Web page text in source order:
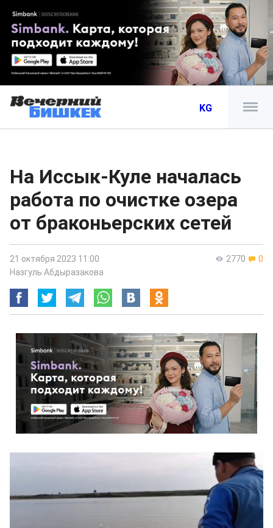
KG
На Иссык-Куле началась
работа по очистке озера
от браконьерских сетей
2770 0
21 октября 2023 11:00
Назгуль Абдыразакова